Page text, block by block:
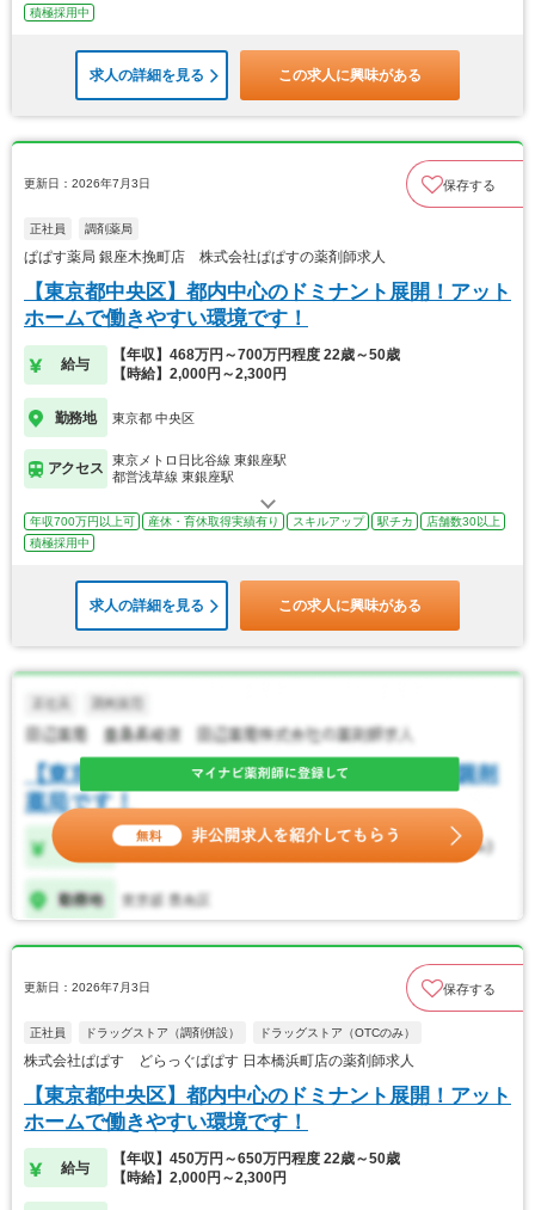
積極採用中
求人の詳細を見る この求人に興味がある
更新日：2026年7月3日 保存する
正社員 調剤薬局
ぱぱす薬局 銀座木挽町店 株式会社ぱぱすの薬剤師求人
【東京都中央区】都内中心のドミナント展開！アット
ホームで働きやすい環境です！
給与
【年収】468万円～700万円程度 22歳～50歳
【時給】2,000円～2,300円
勤務地 東京都 中央区
アクセス
東京メトロ日比谷線 東銀座駅
都営浅草線 東銀座駅
年収700万円以上可 産休・育休取得実績有り スキルアップ 駅チカ
店舗数30以上
積極採用中
求人の詳細を見る この求人に興味がある
更新日：2026年7月3日 保存する
正社員 ドラッグストア（調剤併設） ドラッグストア（OTCのみ）
株式会社ぱぱす どらっぐぱぱす 日本橋浜町店の薬剤師求人
【東京都中央区】都内中心のドミナント展開！アット
ホームで働きやすい環境です！
給与
【年収】450万円～650万円程度 22歳～50歳
【時給】2,000円～2,300円